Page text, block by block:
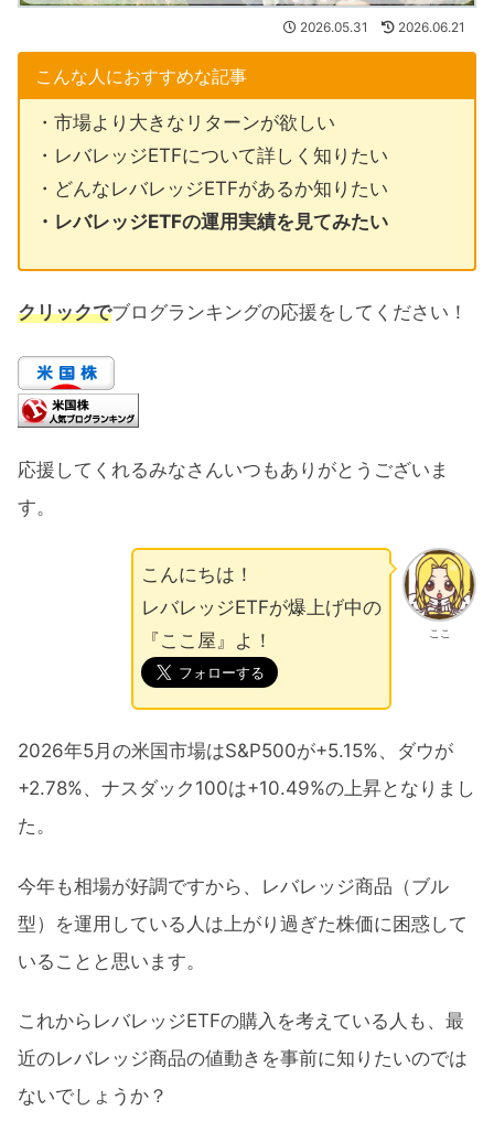
2026.05.31 2026.06.21
こんな人におすすめな記事
・市場より大きなリターンが欲しい
・レバレッジETFについて詳しく知りたい
・どんなレバレッジETFがあるか知りたい
・レバレッジETFの運用実績を見てみたい
クリックでブログランキングの応援をしてください！
応援してくれるみなさんいつもありがとうございま
す。
ここ
こんにちは！
レバレッジETFが爆上げ中の
『ここ屋』よ！
2026年5月の米国市場はS&P500が+5.15%、ダウが
+2.78%、ナスダック100は+10.49%の上昇となりまし
た。
今年も相場が好調ですから、レバレッジ商品（ブル
型）を運用している人は上がり過ぎた株価に困惑して
いることと思います。
これからレバレッジETFの購入を考えている人も、最
近のレバレッジ商品の値動きを事前に知りたいのでは
ないでしょうか？